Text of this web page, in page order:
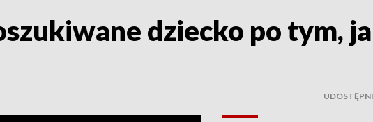
dziecko po tym,